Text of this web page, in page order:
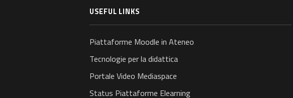
USEFUL LINKS
Piattaforme Moodle in Ateneo
Tecnologie per la didattica
Portale Video Mediaspace
Status Piattaforme Elearning